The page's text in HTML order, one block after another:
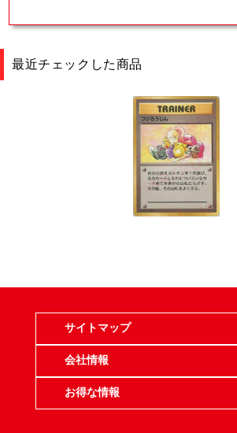
最近チェックした商品
サイトマップ
会社情報
お得な情報